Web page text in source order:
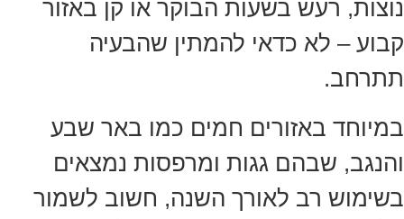
נוצות, רעש בשעות הבוקר או קן באזור
קבוע – לא כדאי להמתין שהבעיה
תתרחב.
במיוחד באזורים חמים כמו באר שבע
והנגב, שבהם גגות ומרפסות נמצאים
בשימוש רב לאורך השנה, חשוב לשמור